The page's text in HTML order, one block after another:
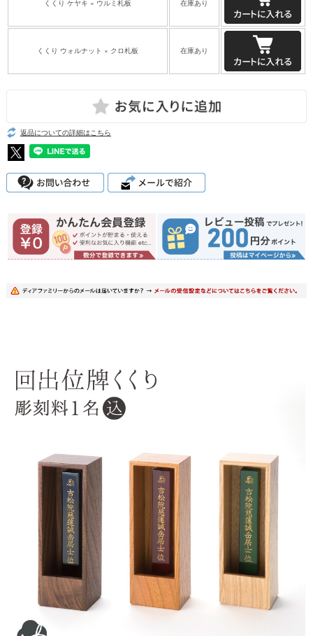
くくり ケヤキ × ウルミ札板 在庫あり
くくり ウォルナット × クロ札板 在庫あり
返品についての詳細はこちら